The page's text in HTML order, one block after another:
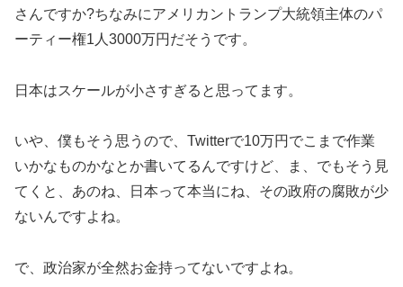
さんですか?ちなみにアメリカントランプ大統領主体のパ
ーティー権1人3000万円だそうです。
日本はスケールが小さすぎると思ってます。
いや、僕もそう思うので、Twitterで10万円でこまで作業
いかなものかなとか書いてるんですけど、ま、でもそう見
てくと、あのね、日本って本当にね、その政府の腐敗が少
ないんですよね。
で、政治家が全然お金持ってないですよね。